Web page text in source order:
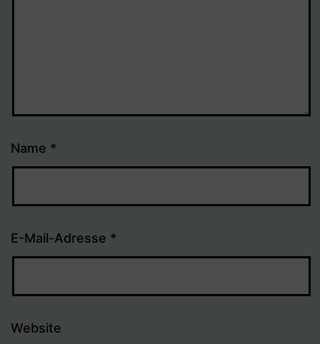
Name *
E-Mail-Adresse *
Website